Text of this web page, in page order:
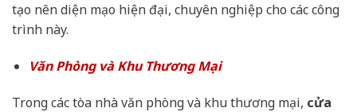
tạo nên diện mạo hiện đại, chuyên nghiệp cho các công
trình này.
Văn Phòng và Khu Thương Mại
Trong các tòa nhà văn phòng và khu thương mại, cửa